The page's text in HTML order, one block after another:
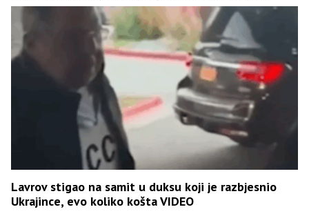
Lavrov stigao na samit u duksu koji je razbjesnio
Ukrajince, evo koliko košta VIDEO